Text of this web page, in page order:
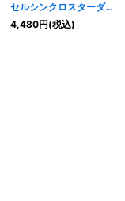
セルシンクロスターダス
トドラゴン【クォーター
センチュリーシークレッ
4,480円(税込)